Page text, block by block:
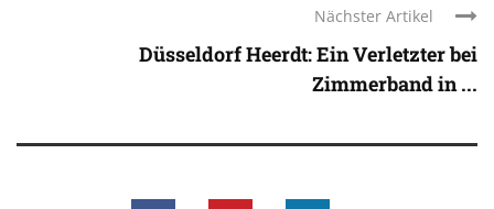
Nächster Artikel
Düsseldorf Heerdt: Ein Verletzter bei
Zimmerband in ...